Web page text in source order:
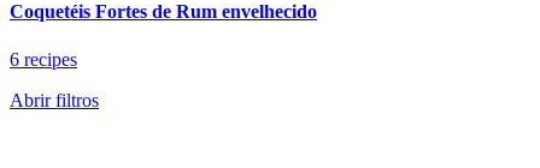
Coquetéis Fortes de Rum envelhecido
6 recipes
Abrir filtros